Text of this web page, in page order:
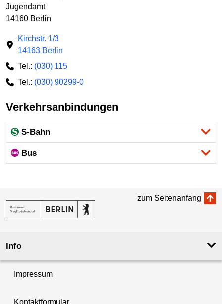
Jugendamt
14160 Berlin
Kirchstr. 1/3
14163 Berlin
Tel.: (030) 115
Tel.: (030) 90299-0
Verkehrsanbindungen
S-Bahn
Bus
zum Seitenanfang
Info
Impressum
Kontaktformular